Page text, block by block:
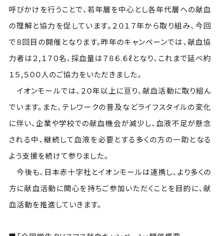
呼びかけを行うことで、若年層を中心とし各年代層への献血
の理解と協力を促しています。２０１７年から取り組み、今回
で８回目の開催となります。昨年のキャンペーンでは、献血協
力者は２,１７０名、採血量は７８６.６ℓとなり、これまで延べ約
１５,５００人のご協力をいただきました。
イオンモールでは、２０年以上に亘り、献血活動に取り組ん
でいます。また、テレワークの普及などライフスタイルの変化
に伴い、企業や学校での献血機会が減少し、血液不足が懸念
される中、継続して血液を必要とする多くの方の一助となる
よう支援を続けて参りました。
今後も、日本赤十字社とイオンモールは連携し、より多くの
方に献血活動に関心を持ちご参加いただくことを目的に、献
血活動を推進していきます。